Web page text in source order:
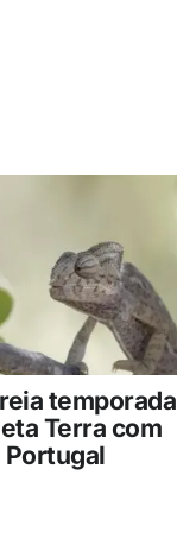
temporada
Terra com